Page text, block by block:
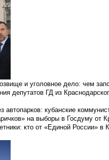
и уголовное дело: чем
депутатов ГД из
автопарков: кубанские
на выборы в Госдуму от
кто от «Единой России» в